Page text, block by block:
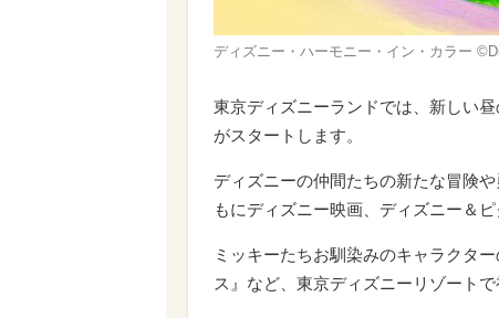
ディズニー・ハーモニー・イン・カラー
東京ディズニーランドでは、新しい
がスタートします。
ディズニーの仲間たちの新たな冒険
もにディズニー映画、ディズニー＆
ミッキーたちお馴染みのキャラクタ
ス』など、東京ディズニーリゾート